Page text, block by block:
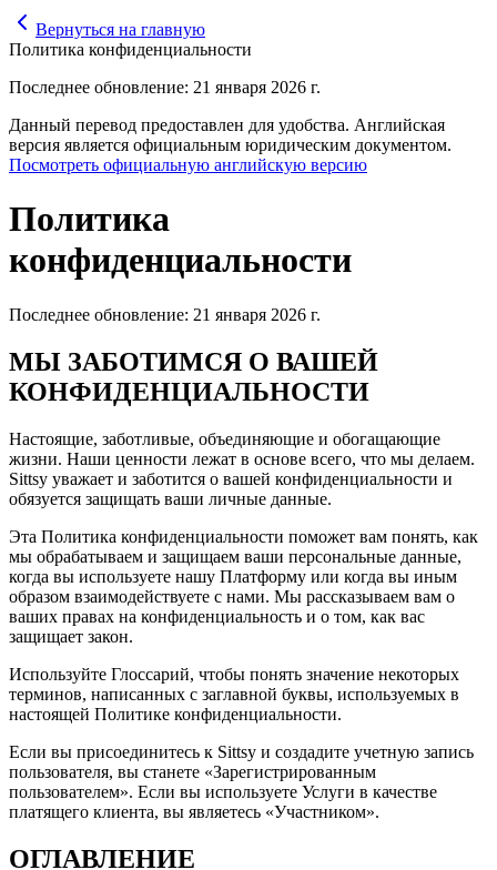
Вернуться на главную
Политика конфиденциальности
Последнее обновление: 21 января 2026 г.
Данный перевод предоставлен для удобства. Английская
версия является официальным юридическим документом.
Посмотреть официальную английскую версию
Политика
конфиденциальности
Последнее обновление: 21 января 2026 г.
МЫ ЗАБОТИМСЯ О ВАШЕЙ
КОНФИДЕНЦИАЛЬНОСТИ
Настоящие, заботливые, объединяющие и обогащающие
жизни. Наши ценности лежат в основе всего, что мы делаем.
Sittsy уважает и заботится о вашей конфиденциальности и
обязуется защищать ваши личные данные.
Эта Политика конфиденциальности поможет вам понять, как
мы обрабатываем и защищаем ваши персональные данные,
когда вы используете нашу Платформу или когда вы иным
образом взаимодействуете с нами. Мы рассказываем вам о
ваших правах на конфиденциальность и о том, как вас
защищает закон.
Используйте Глоссарий, чтобы понять значение некоторых
терминов, написанных с заглавной буквы, используемых в
настоящей Политике конфиденциальности.
Если вы присоединитесь к Sittsy и создадите учетную запись
пользователя, вы станете «Зарегистрированным
пользователем». Если вы используете Услуги в качестве
платящего клиента, вы являетесь «Участником».
ОГЛАВЛЕНИЕ